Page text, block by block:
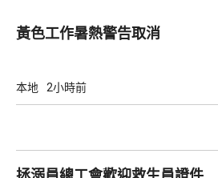
黃色工作暑熱警告取消
本地 2小時前